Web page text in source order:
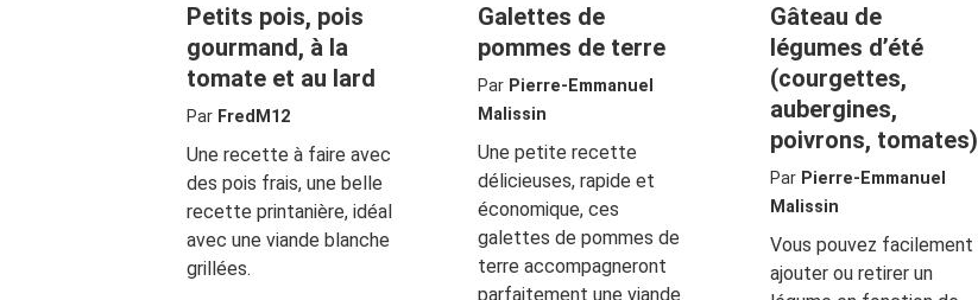
Petits pois, pois
gourmand, à la
tomate et au lard
Par FredM12
Une recette à faire avec
des pois frais, une belle
recette printanière, idéal
avec une viande blanche
grillées.
Galettes de
pommes de terre
Par Pierre-Emmanuel
Malissin
Une petite recette
délicieuses, rapide et
économique, ces
galettes de pommes de
terre accompagneront
parfaitement une viande
Gâteau de
légumes d’été
(courgettes,
aubergines,
poivrons, tomates)
Par Pierre-Emmanuel
Malissin
Vous pouvez facilement
ajouter ou retirer un